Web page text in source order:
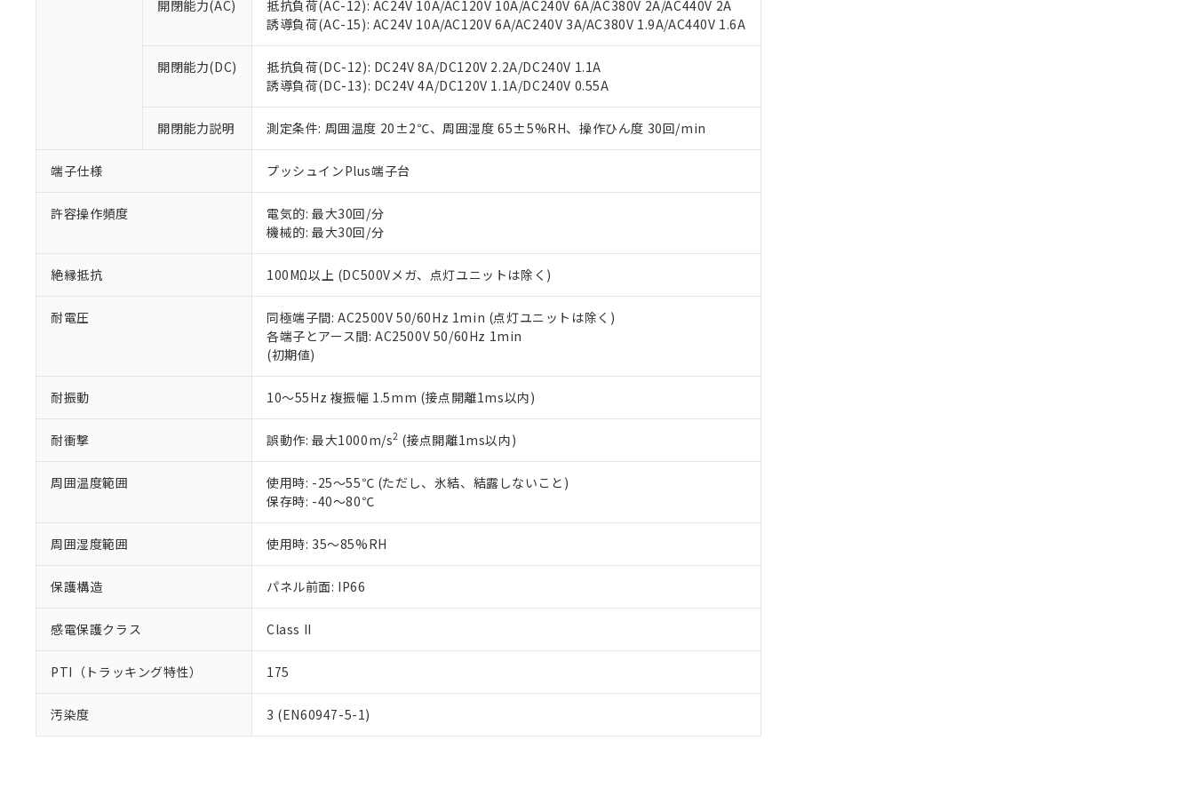
開閉能力(AC)
抵抗負荷(AC-12): AC24V 10A/AC120V 10A/AC240V 6A/AC380V 2A/AC440V 2A
誘導負荷(AC-15): AC24V 10A/AC120V 6A/AC240V 3A/AC380V 1.9A/AC440V 1.6A
開閉能力(DC)
抵抗負荷(DC-12): DC24V 8A/DC120V 2.2A/DC240V 1.1A
誘導負荷(DC-13): DC24V 4A/DC120V 1.1A/DC240V 0.55A
開閉能力説明 測定条件: 周囲温度 20±2℃、周囲湿度 65±5%RH、操作ひん度 30回/min
端子仕様 プッシュインPlus端子台
許容操作頻度
電気的: 最大30回/分
機械的: 最大30回/分
絶縁抵抗 100MΩ以上 (DC500Vメガ、点灯ユニットは除く)
耐電圧
同極端子間: AC2500V 50/60Hz 1min (点灯ユニットは除く)
各端子とアース間: AC2500V 50/60Hz 1min
(初期値)
耐振動 10～55Hz 複振幅 1.5mm (接点開離1ms以内)
耐衝撃 誤動作: 最大1000m/s2 (接点開離1ms以内)
周囲温度範囲
使用時: -25～55℃ (ただし、氷結、結露しないこと)
保存時: -40～80℃
周囲湿度範囲 使用時: 35～85%RH
保護構造 パネル前面: IP66
感電保護クラス Class II
PTI（トラッキング特性） 175
汚染度 3 (EN60947-5-1)
お客様が当ウェブサイト上で当社にご登録された部品リストについて、当社および当社の共同利用者
が、当社の製品・サービスに関するお客様との取引・商談に必要な範囲で利用することをご了承くだ
さい。
※当社の共同利用者とは、"個人情報の共同利用に関して"
いる法人を指します。
※3 非含有証明書ダウンロード
下記の非含有証明書をダウンロードすることができます。
EU RoHS指令（10物質）の非含有証明書
51物質の非含有証明書（当社基準）
※本証明書は発行日時点で非含有を証明するもので、過去に遡って非含有を証明するものではありません。
また、RoHS指令のフタル酸エステル類４物質の対応では、対応完了までの期間は出荷製品に未対応品が
既に当社にて対応品への在庫切替を完了していることから、特段のことがない限り、2022年1月12日よ
り割愛しております。
「－」：未確認です。当社販売部門へお問い合わせください。
合意する キャンセル
白